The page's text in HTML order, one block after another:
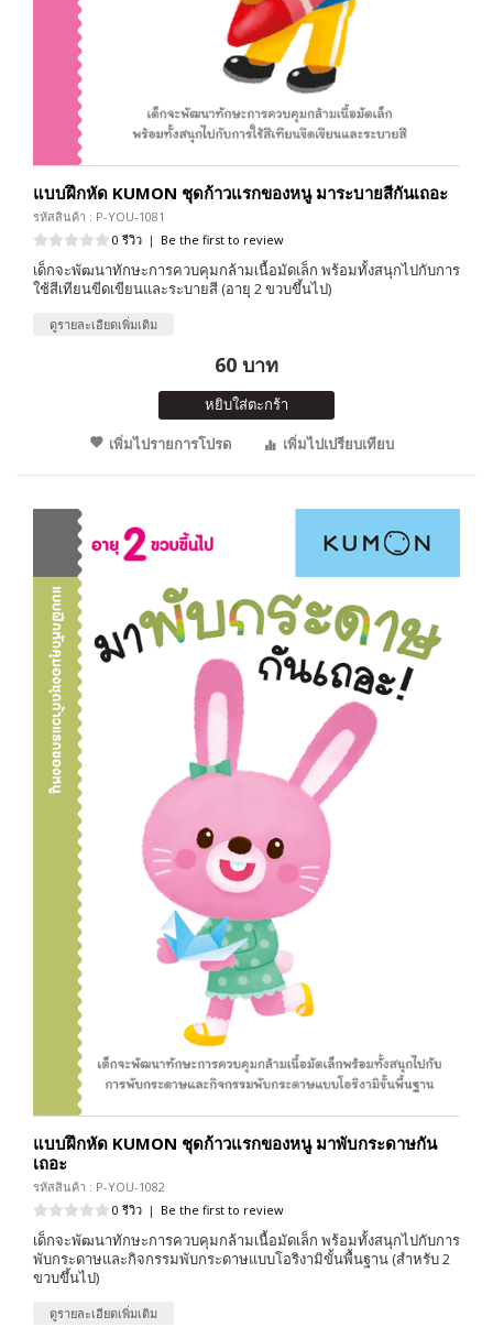
แบบฝึกหัด KUMON ชุดก้าวแรกของหนู มาระบายสีกันเถอะ
รหัสสินค้า : P-YOU-1081
0 รีวิว | Be the first to review
เด็กจะพัฒนาทักษะการควบคุมกล้ามเนื้อมัดเล็ก พร้อมทั้งสนุกไปกับการ
ใช้สีเทียนขีดเขียนและระบายสี (อายุ 2 ขวบขึ้นไป)
ดูรายละเอียดเพิ่มเติม
60 บาท
หยิบใส่ตะกร้า
เพิ่มไปรายการโปรด
เพิ่มไปเปรียบเทียบ
แบบฝึกหัด KUMON ชุดก้าวแรกของหนู มาพับกระดาษกัน
เถอะ
รหัสสินค้า : P-YOU-1082
0 รีวิว | Be the first to review
เด็กจะพัฒนาทักษะการควบคุมกล้ามเนื้อมัดเล็ก พร้อมทั้งสนุกไปกับการ
พับกระดาษและกิจกรรมพับกระดาษแบบโอริงามิขั้นพื้นฐาน (สำหรับ 2
ขวบขึ้นไป)
ดูรายละเอียดเพิ่มเติม